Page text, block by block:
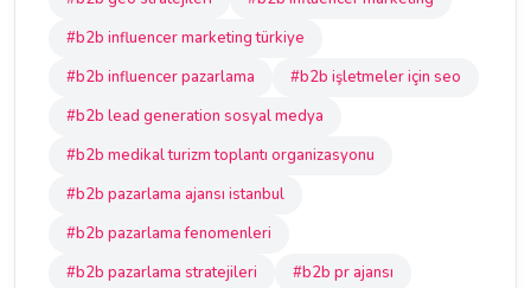
#b2b influencer marketing türkiye
#b2b influencer pazarlama
#b2b işletmeler için seo
#b2b lead generation sosyal medya
#b2b medikal turizm toplantı organizasyonu
#b2b pazarlama ajansı istanbul
#b2b pazarlama fenomenleri
#b2b pazarlama stratejileri
#b2b pr ajansı